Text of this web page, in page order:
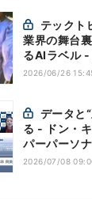
業界の舞台
るAIラベル
逆効果になり
2026/06/26
る - ドン・
パーパーソ
2026/07/08